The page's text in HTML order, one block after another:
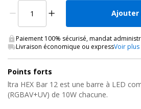
Ajouter
Paiement 100% sécurisé, mandat
Livraison économique ou expressVoir plus
Points forts
ltra HEX Bar 12 est une barre à LED
(RGBAV+UV) de 10W chacune.